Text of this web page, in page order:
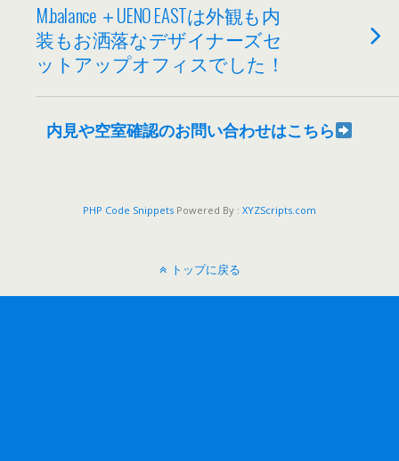
M.balance ＋UENO EASTは外観も内
装もお洒落なデザイナーズセ
ットアップオフィスでした！
内見や空室確認のお問い合わせはこちら
PHP Code Snippets Powered By : XYZScripts.com
トップに戻る